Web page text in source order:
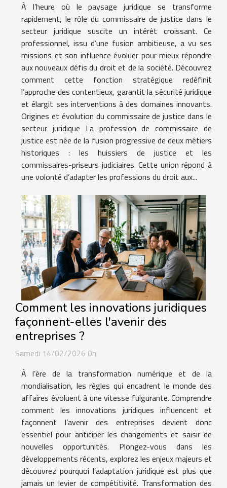
À l’heure où le paysage juridique se transforme
rapidement, le rôle du commissaire de justice dans le
secteur juridique suscite un intérêt croissant. Ce
professionnel, issu d’une fusion ambitieuse, a vu ses
missions et son influence évoluer pour mieux répondre
aux nouveaux défis du droit et de la société. Découvrez
comment cette fonction stratégique redéfinit
l’approche des contentieux, garantit la sécurité juridique
et élargit ses interventions à des domaines innovants.
Origines et évolution du commissaire de justice dans le
secteur juridique La profession de commissaire de
justice est née de la fusion progressive de deux métiers
historiques : les huissiers de justice et les
commissaires-priseurs judiciaires. Cette union répond à
une volonté d’adapter les professions du droit aux...
Comment les innovations juridiques
façonnent-elles l'avenir des
entreprises ?
Samedi 14/02/2026 0h
À l’ère de la transformation numérique et de la
mondialisation, les règles qui encadrent le monde des
affaires évoluent à une vitesse fulgurante. Comprendre
comment les innovations juridiques influencent et
façonnent l’avenir des entreprises devient donc
essentiel pour anticiper les changements et saisir de
nouvelles opportunités. Plongez-vous dans les
développements récents, explorez les enjeux majeurs et
découvrez pourquoi l’adaptation juridique est plus que
jamais un levier de compétitivité. Transformation des